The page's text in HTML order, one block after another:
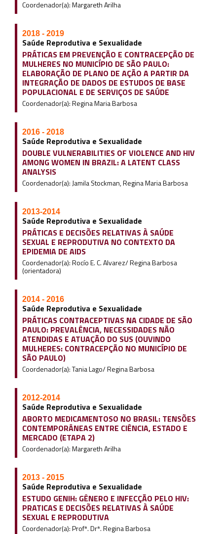
Coordenador(a): Margareth Arilha
2018 - 2019
Saúde Reprodutiva e Sexualidade
PRÁTICAS EM PREVENÇÃO E CONTRACEPÇÃO DE
MULHERES NO MUNICÍPIO DE SÃO PAULO:
ELABORAÇÃO DE PLANO DE AÇÃO A PARTIR DA
INTEGRAÇÃO DE DADOS DE ESTUDOS DE BASE
POPULACIONAL E DE SERVIÇOS DE SAÚDE
Coordenador(a): Regina Maria Barbosa
2016 - 2018
Saúde Reprodutiva e Sexualidade
DOUBLE VULNERABILITIES OF VIOLENCE AND HIV
AMONG WOMEN IN BRAZIL: A LATENT CLASS
ANALYSIS
Coordenador(a): Jamila Stockman, Regina Maria Barbosa
2013-2014
Saúde Reprodutiva e Sexualidade
PRÁTICAS E DECISÕES RELATIVAS À SAÚDE
SEXUAL E REPRODUTIVA NO CONTEXTO DA
EPIDEMIA DE AIDS
Coordenador(a): Rocío E. C. Alvarez/ Regina Barbosa
(orientadora)
2014 - 2016
Saúde Reprodutiva e Sexualidade
PRÁTICAS CONTRACEPTIVAS NA CIDADE DE SÃO
PAULO: PREVALÊNCIA, NECESSIDADES NÃO
ATENDIDAS E ATUAÇÃO DO SUS (OUVINDO
MULHERES: CONTRACEPÇÃO NO MUNICÍPIO DE
SÃO PAULO)
Coordenador(a): Tania Lago/ Regina Barbosa
2012-2014
Saúde Reprodutiva e Sexualidade
ABORTO MEDICAMENTOSO NO BRASIL: TENSÕES
CONTEMPORÂNEAS ENTRE CIÊNCIA, ESTADO E
MERCADO (ETAPA 2)
Coordenador(a): Margareth Arilha
2013 - 2015
Saúde Reprodutiva e Sexualidade
ESTUDO GENIH: GÊNERO E INFECÇÃO PELO HIV:
PRATICAS E DECISÕES RELATIVAS À SAÚDE
SEXUAL E REPRODUTIVA
Coordenador(a): Profª. Drª. Regina Barbosa